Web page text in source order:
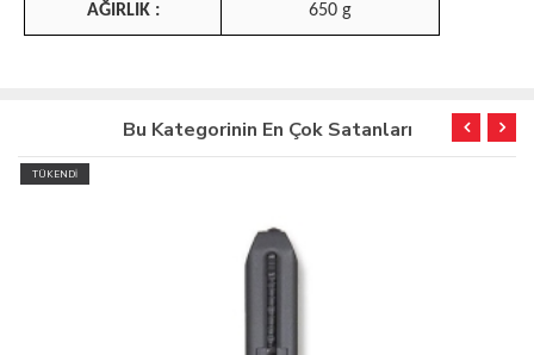
AĞIRLIK : 650 g
Bu Kategorinin En Çok Satanları
TÜKENDİ